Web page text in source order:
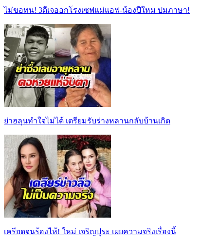
ไม่ขอทน! 3ดีเจออกโรงเซฟแม่แอฟ-น้องปีใหม ปมภาษา!
ย่าฮลุนทำใจไม่ได้ เตรียมรับร่างหลานกลับบ้านเกิด
เครียดจนร้องไห้! ใหม่ เจริญปุระ เผยความจริงเรื่องนี้